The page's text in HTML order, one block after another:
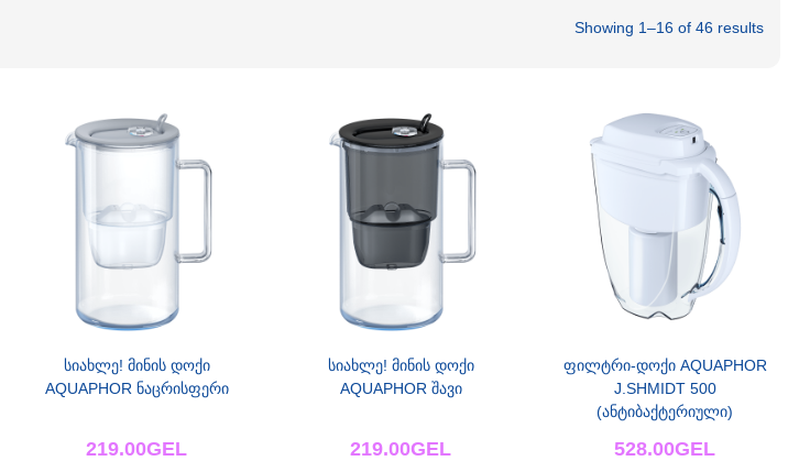
Showing 1–16 of 46 results
სიახლე! მინის დოქი
AQUAPHOR ნაცრისფერი
219.00GEL
სიახლე! მინის დოქი
AQUAPHOR შავი
219.00GEL
ფილტრი-დოქი AQUAPHOR
J.SHMIDT 500
(ანტიბაქტერიული)
528.00GEL